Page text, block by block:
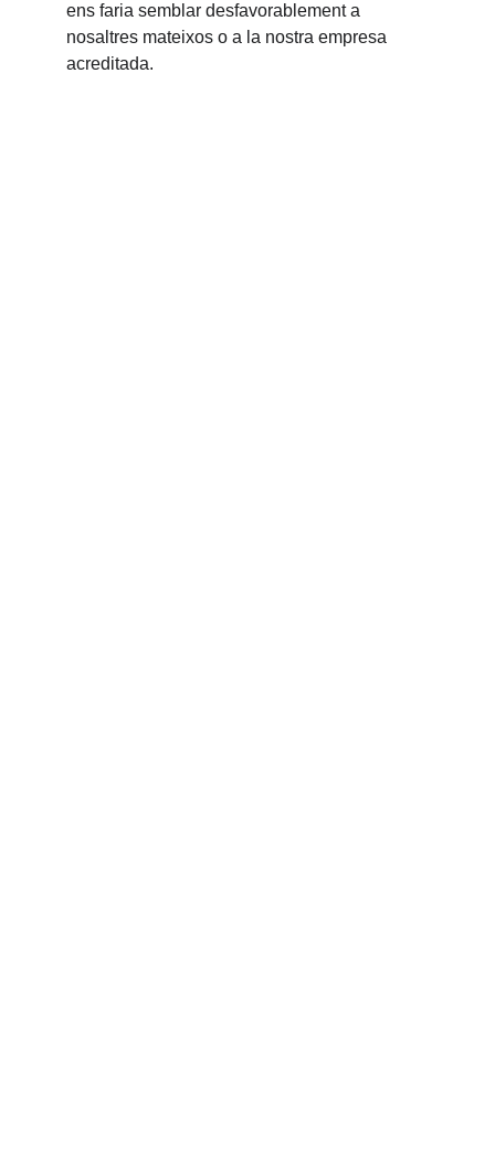
ens faria semblar desfavorablement a
nosaltres mateixos o a la nostra empresa
acreditada.